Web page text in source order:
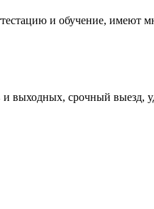
и обучение, имеют
выходных, срочный выезд,